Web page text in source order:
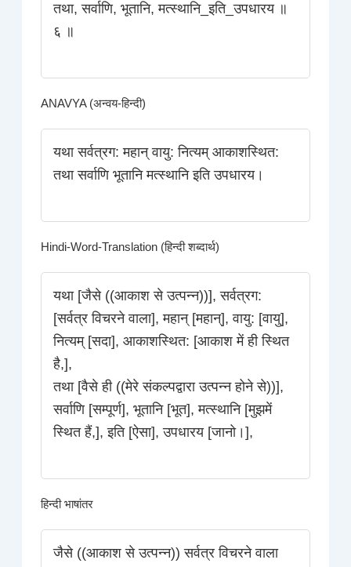
तथा, सर्वाणि, भूतानि, मत्स्थानि_इति_उपधारय ॥
६ ॥
ANAVYA (अन्वय-हिन्दी)
यथा सर्वत्रग: महान् वायु: नित्यम् आकाशस्थित:
तथा सर्वाणि भूतानि मत्स्थानि इति उपधारय।
Hindi-Word-Translation (हिन्दी शब्दार्थ)
यथा [जैसे ((आकाश से उत्पन्न))], सर्वत्रग:
[सर्वत्र विचरने वाला], महान् [महान्], वायु: [वायु],
नित्यम् [सदा], आकाशस्थित: [आकाश में ही स्थित
है,],
तथा [वैसे ही ((मेरे संकल्पद्वारा उत्पन्न होने से))],
सर्वाणि [सम्पूर्ण], भूतानि [भूत], मत्स्थानि [मुझमें
स्थित हैं,], इति [ऐसा], उपधारय [जानो।],
हिन्दी भाषांतर
जैसे ((आकाश से उत्पन्न)) सर्वत्र विचरने वाला